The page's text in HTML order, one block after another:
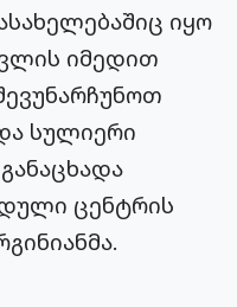
იყო
იმედით
სულიერი
ცენტრის
.